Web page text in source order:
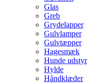
Glas
Greb
Grydelapper
Gulvlamper
Gulvtæpper
Hagesmæk
Hunde udstyr
Hylde
Håndklæder